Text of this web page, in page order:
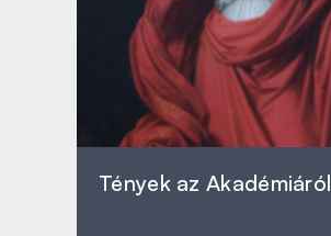
Tények az Akadémiáról